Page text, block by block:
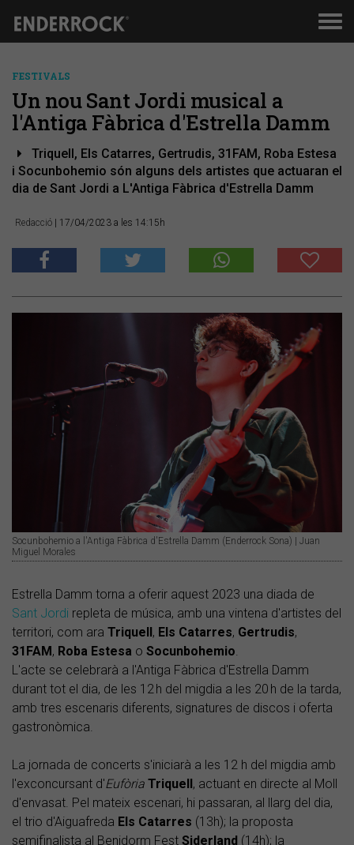
FESTIVALS
Un nou Sant Jordi musical a
l'Antiga Fàbrica d'Estrella Damm
Triquell, Els Catarres, Gertrudis, 31FAM, Roba Estesa
i Socunbohemio són alguns dels artistes que actuaran el
dia de Sant Jordi a L'Antiga Fàbrica d'Estrella Damm
Redacció | 17/04/2023 a les 14:15h
Socunbohemio a l'Antiga Fàbrica d'Estrella Damm (Enderrock Sona) | Juan
Miguel Morales
Estrella Damm torna a oferir aquest 2023 una diada de
Sant Jordi repleta de música, amb una vintena d'artistes del
territori, com ara Triquell , Els Catarres, Gertrudis,
31FAM , Roba Estesa o Socunbohemio.
L'acte se celebrarà a l'Antiga Fàbrica d'Estrella Damm
durant tot el dia, de les 12 h del migdia a les 20 h de la tarda,
amb tres escenaris diferents, signatures de discos i oferta
gastronòmica.
La jornada de concerts s'iniciarà a les 12 h del migdia amb
l'exconcursant d'Eufòria Triquell , actuant en directe al Moll
d'envasat. Pel mateix escenari, hi passaran, al llarg del dia,
el trio d'Aiguafreda Els Catarres (13h); la proposta
semifinalista al Benidorm Fest Siderland (14h); la